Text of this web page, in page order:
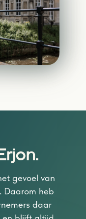
gevoel van
Daarom heb
daar